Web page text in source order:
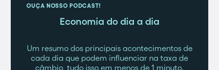
OUÇA NOSSO PODCAST!
Economia do dia a dia
Um resumo dos principais acontecimentos de
cada dia que podem influenciar na taxa de
câmbio, tudo isso em menos de 1 minuto.